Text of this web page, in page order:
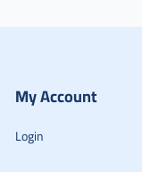
My Account
Login